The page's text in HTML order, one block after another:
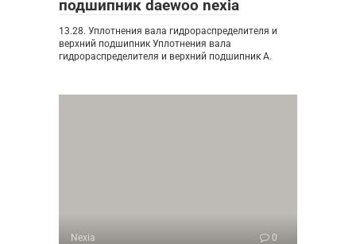
подшипник daewoo nexia
13.28. Уплотнения вала гидрораспределителя и
верхний подшипник Уплотнения вала
гидрораспределителя и верхний подшипник А.
Nexia 0